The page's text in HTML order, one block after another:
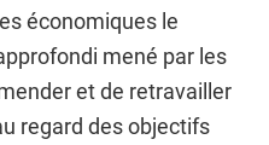
économiques le
mené par les
et de retravailler
regard des objectifs